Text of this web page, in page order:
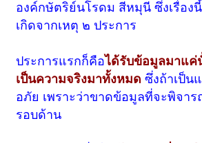
องค์กษัตริย์นโรดม สีหมุนี ซึ่งเรื่อง
เกิดจากเหตุ ๒ ประการ
ประการแรกก็คือได้รับข้อมูลมาแค่
เป็นความจริงมาทั้งหมด ซึ่งถ้าเป็น
อภัย เพราะว่าขาดข้อมูลที่จะพิจา
รอบด้าน